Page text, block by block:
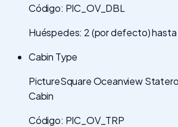
Código: PIC_OV_DBL
Huéspedes: 2 (por defecto) hasta
Cabin Type
PictureSquare Oceanview
Cabin
Código: PIC_OV_TRP